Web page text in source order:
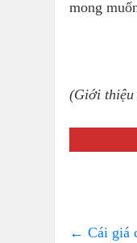
mong
(Giới thiệu
← Cái giá